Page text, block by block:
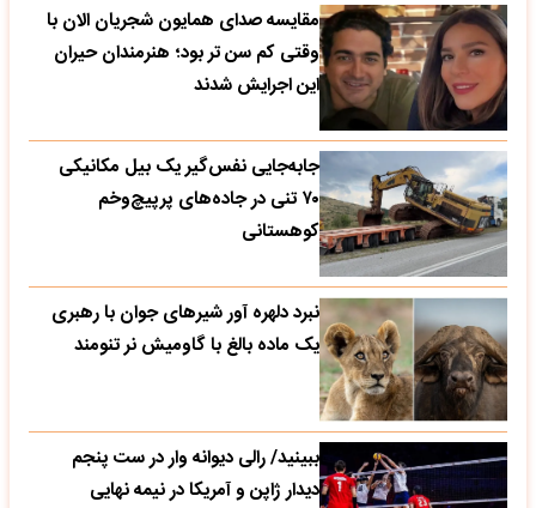
مقایسه صدای همایون شجریان الان با
وقتی کم سن تر بود؛ هنرمندان حیران
این اجرایش شدند
جابه‌جایی نفس‌گیر یک بیل مکانیکی
۷۰ تنی در جاده‌های پرپیچ‌وخم
کوهستانی
نبرد دلهره آور شیرهای جوان با رهبری
یک ماده بالغ با گاومیش نر تنومند
ببینید/ رالی دیوانه وار در ست پنجم
دیدار ژاپن و آمریکا در نیمه نهایی